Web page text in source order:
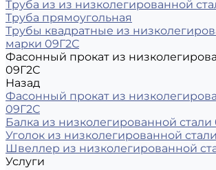
Труба из из низколегированной
Труба прямоугольная
Трубы квадратные из
марки 09Г2С
Фасонный прокат из
09Г2С
Назад
Фасонный прокат из
09Г2С
Балка из низколегированной стали
Уголок из низколегированной
Швеллер из низколегированной
Услуги